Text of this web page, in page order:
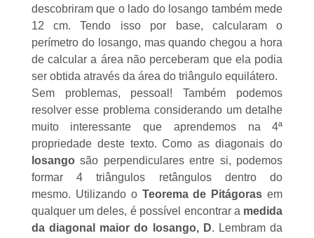
descobriram que o lado do losango também mede
12 cm. Tendo isso por base, calcularam o
perímetro do losango, mas quando chegou a hora
de calcular a área não perceberam que ela podia
ser obtida através da área do triângulo equilátero.
Sem problemas, pessoal! Também podemos
resolver esse problema considerando um detalhe
muito interessante que aprendemos na 4ª
propriedade deste texto. Como as diagonais do
losangosão perpendiculares entre si, podemos
formar 4triângulos retângulosdentro do
mesmo. Utilizando o Teorema de Pitágoras em
qualquer um deles, é possível encontrar a medida
da diagonal maior do losango, D. Lembram da